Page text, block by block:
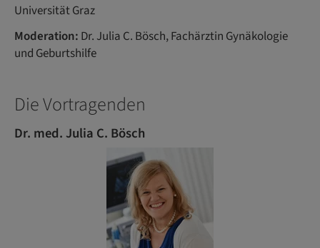
Universität Graz
Moderation: Dr. Julia C. Bösch, Fachärztin Gynäkologie
und Geburtshilfe
Die Vortragenden
Dr. med. Julia C. Bösch